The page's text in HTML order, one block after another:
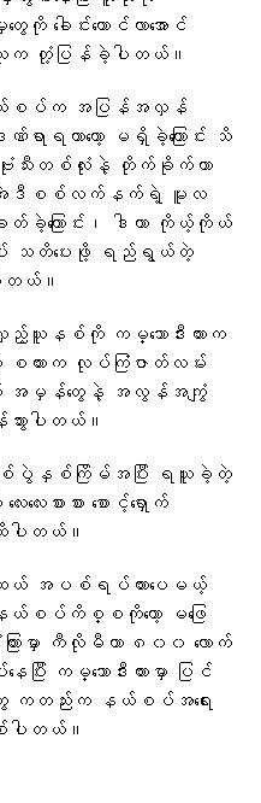
ကို ခေါင်းထောင်လာအောင်
က တုံ့ပြန်ခဲ့ပါတယ်။
ပ်က အပြန်အလှန်
တာတော့ မရှိခဲ့ကြောင်း သိ
သီးတစ်လုံးနဲ့ တိုက်ခိုက်တာ
ာ အဲဒီစစ်လက်နက်ရဲ့ မူလ
ခဲ့ကြောင်း၊ ဒါဟာ ကိုယ့်ကိုယ်
သတိပေးဖို့ ရည်ရွယ်တဲ့
ါတယ်။
ယူနစ်ကို ကမ္ဘောဒီးယားက
ားက လုပ်ကြံဇာတ်လမ်း
အမှန်တွေနဲ့ အလွန်အကျွံ
းပါတယ်။
နဲ့ စစ်ပွဲနှစ်ကြိမ်အပြီး ရယူခဲ့တဲ့
ားစား စောင့်ရှောက်
ါတယ်။
ောဆယ် အပစ်ရပ်ထားပေမယ့်
ယ်စပ်ကိစ္စကိုတော့ မဖြေ
ားမှာ ကီလိုမီတာ ၈၀၀ လောက်
း ကမ္ဘောဒီးယားမှာ ပြင်
ကတည်းက နယ်စပ်အရေး
ပါတယ်။